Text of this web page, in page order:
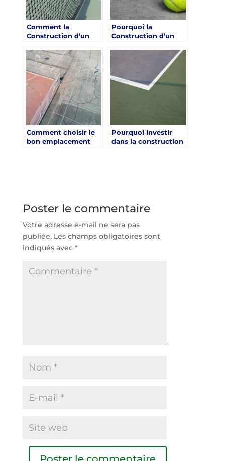
Comment la
Construction d’un
Béton Poreux à Lyon
Améliore
l’Expérience des
Joueurs ?
Pourquoi la
Construction d’un
béton poreux à Lyon
est-elle préférée pour
les courts extérieurs
?
Comment choisir le
bon emplacement
Pourquoi investir
dans la construction
Poster le commentaire
Votre adresse e-mail ne sera pas
publiée. Les champs obligatoires sont
indiqués avec *